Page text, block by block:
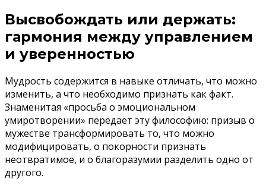
Высвобождать или держать:
гармония между управлением
и уверенностью
Мудрость содержится в навыке отличать, что можно
изменить, а что необходимо признать как факт.
Знаменитая «просьба о эмоциональном
умиротворении» передает эту философию: призыв о
мужестве трансформировать то, что можно
модифицировать, о покорности признать
неотвратимое, и о благоразумии разделить одно от
другого.